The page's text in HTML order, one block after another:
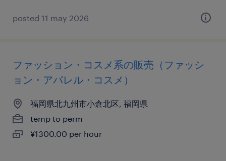
posted 11 may 2026
ファッション・コスメ系の販売（ファッシ
ョン・アパレル・コスメ）
福岡県北九州市小倉北区, 福岡県
temp to perm
¥1300.00 per hour